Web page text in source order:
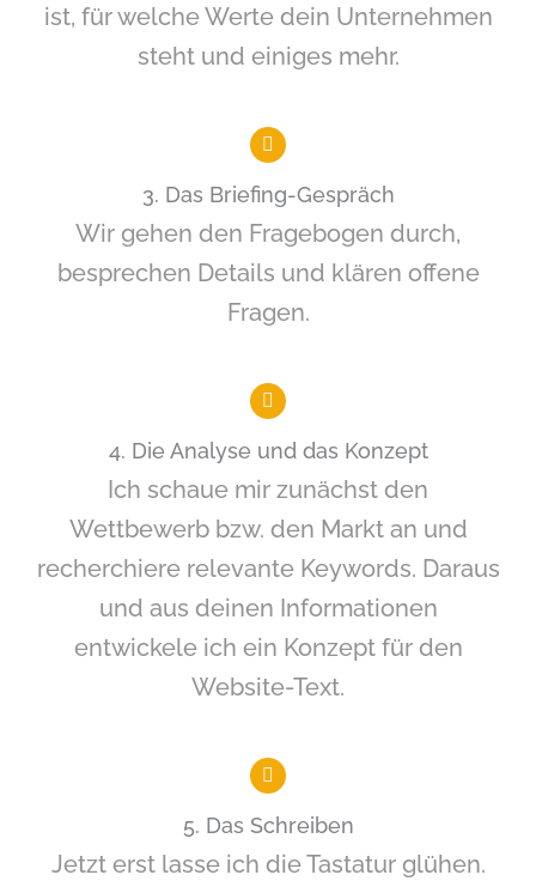
ist, für welche Werte dein Unternehmen
steht und einiges mehr.
3. Das Briefing-Gespräch
Wir gehen den Fragebogen durch,
besprechen Details und klären offene
Fragen.
4. Die Analyse und das Konzept
Ich schaue mir zunächst den
Wettbewerb bzw. den Markt an und
recherchiere relevante Keywords. Daraus
und aus deinen Informationen
entwickele ich ein Konzept für den
Website-Text.
5. Das Schreiben
Jetzt erst lasse ich die Tastatur glühen.